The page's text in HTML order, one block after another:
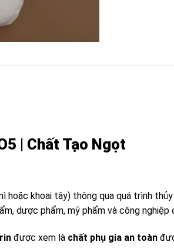
| Chất Tạo Ngọt
khoai tây) thông qua quá trình
dược phẩm, mỹ phẩm và công nghiệp
được xem là chất phụ gia an toàn